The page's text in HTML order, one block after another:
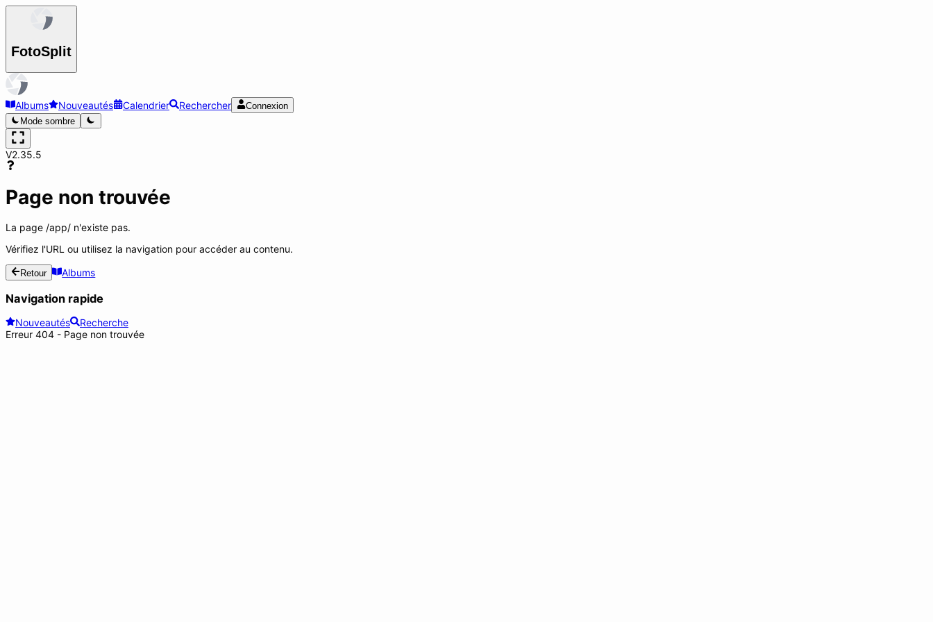
FotoSplit
Albums Nouveautés Calendrier Rechercher
Connexion
Mode sombre
V2.35.5
Page non trouvée
La page /app/ n'existe pas.
Vérifiez l'URL ou utilisez la navigation pour accéder au contenu.
Retour Albums
Navigation rapide
Nouveautés
Recherche
Erreur 404 - Page non trouvée